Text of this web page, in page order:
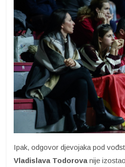
Ipak, odgovor djevojaka pod
Vladislava Todorova nije